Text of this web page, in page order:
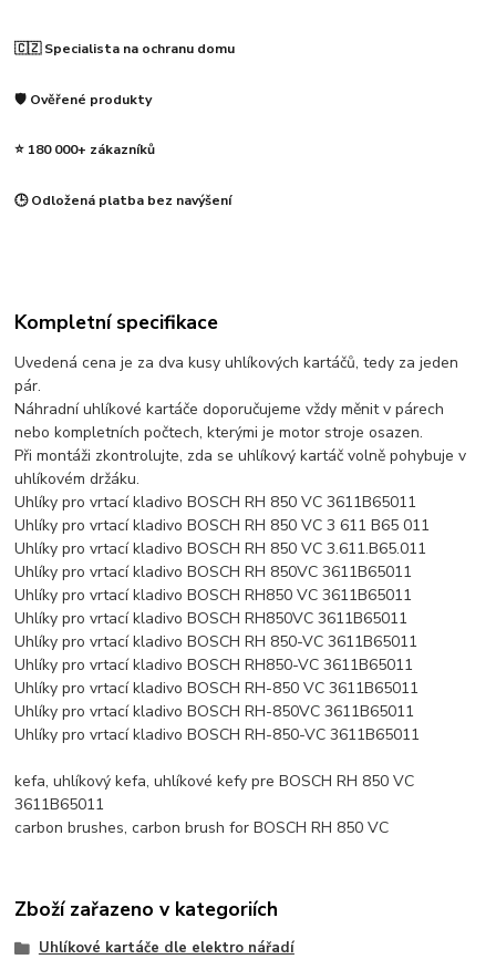
🇨🇿 Specialista na ochranu domu
🛡️ Ověřené produkty
⭐ 180 000+ zákazníků
🕒 Odložená platba bez navýšení
Kompletní specifikace
Uvedená cena je za dva kusy uhlíkových kartáčů, tedy za jeden
pár.
Náhradní uhlíkové kartáče doporučujeme vždy měnit v párech
nebo kompletních počtech, kterými je motor stroje osazen.
Při montáži zkontrolujte, zda se uhlíkový kartáč volně pohybuje v
uhlíkovém držáku.
Uhlíky pro vrtací kladivo BOSCH RH 850 VC 3611B65011
Uhlíky pro vrtací kladivo BOSCH RH 850 VC 3 611 B65 011
Uhlíky pro vrtací kladivo BOSCH RH 850 VC 3.611.B65.011
Uhlíky pro vrtací kladivo BOSCH RH 850VC 3611B65011
Uhlíky pro vrtací kladivo BOSCH RH850 VC 3611B65011
Uhlíky pro vrtací kladivo BOSCH RH850VC 3611B65011
Uhlíky pro vrtací kladivo BOSCH RH 850-VC 3611B65011
Uhlíky pro vrtací kladivo BOSCH RH850-VC 3611B65011
Uhlíky pro vrtací kladivo BOSCH RH-850 VC 3611B65011
Uhlíky pro vrtací kladivo BOSCH RH-850VC 3611B65011
Uhlíky pro vrtací kladivo BOSCH RH-850-VC 3611B65011
kefa, uhlíkový kefa, uhlíkové kefy pre BOSCH RH 850 VC
3611B65011
carbon brushes, carbon brush for BOSCH RH 850 VC
Zboží zařazeno v kategoriích
Uhlíkové kartáče dle elektro nářadí